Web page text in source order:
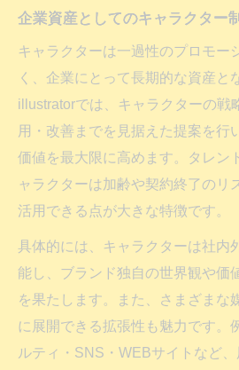
企業資産としてのキャラクター
キャラクターは一過性のプロモー
く、企業にとって長期的な資産と
illustratorでは、キャラクターの戦
用・改善までを見据えた提案を行
価値を最大限に高めます。タレン
ャラクターは加齢や契約終了のリ
活用できる点が大きな特徴です。
具体的には、キャラクターは社内
能し、ブランド独自の世界観や価
を果たします。また、さまざまな
に展開できる拡張性も魅力です。
ルティ・SNS・WEBサイトなど